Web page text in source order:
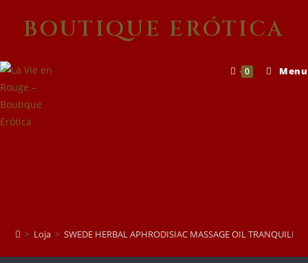
BOUTIQUE ERÓTICA
0 Menu
> Loja > SWEDE HERBAL APHRODISIAC MASSAGE OIL